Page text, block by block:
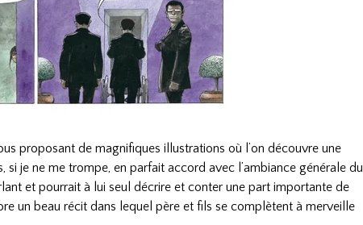
proposant de magnifiques illustrations où l’on découvre une
je ne me trompe, en parfait accord avec l’ambiance générale du
et pourrait à lui seul décrire et conter une part importante de
un beau récit dans lequel père et fils se complètent à merveille